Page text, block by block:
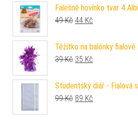
Falešné hovínko tvar 4 Albi
49Kč Původní cena byla:
44 Kč
Těžítko na balónky fialové
39Kč Původní cena byla:
35 Kč
Studentský diář - Fialová
99Kč Původní cena byla:
89 Kč